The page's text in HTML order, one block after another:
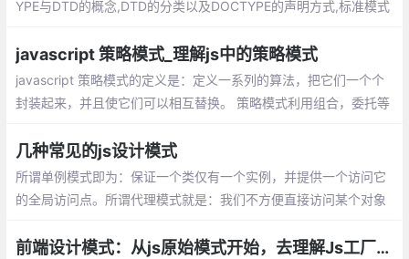
YPE与DTD的概念,DTD的分类以及DOCTYPE的声明方式,标准模式
andard Mode）和兼容模式（Quircks Mode）的区别
javascript 策略模式_理解js中的策略模式
javascript 策略模式的定义是：定义一系列的算法，把它们一个个
封装起来，并且使它们可以相互替换。 策略模式利用组合，委托等
闭原则，使代码更容易理解和扩展， 策略模式中的代码可以复用。
几种常见的js设计模式
所谓单例模式即为：保证一个类仅有一个实例，并提供一个访问它
的全局访问点。所谓代理模式就是：我们不方便直接访问某个对象
我们实际上访问的是代理对象。
前端设计模式：从js原始模式开始，去理解Js工厂模式和构造函数模式